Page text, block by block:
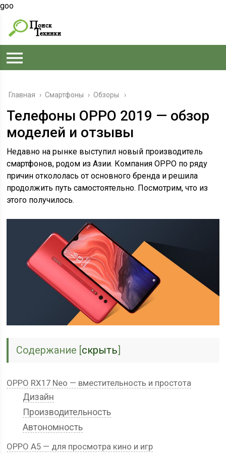
goo
Главная › Смартфоны › Обзоры
Телефоны OPPO 2019 — обзор
моделей и отзывы
Недавно на рынке выступил новый производитель
смартфонов, родом из Азии. Компания OPPO по ряду
причин откололась от основного бренда и решила
продолжить путь самостоятельно. Посмотрим, что из
этого получилось.
Содержание [скрыть]
OPPO RX17 Neo — вместительность и простота
Дизайн
Производительность
Автономность
OPPO A5 — для просмотра кино и игр